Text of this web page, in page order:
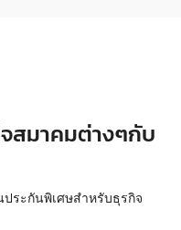
สมาคมต่างๆกับ
ระกันพิเศษสำหรับธุรกิจ